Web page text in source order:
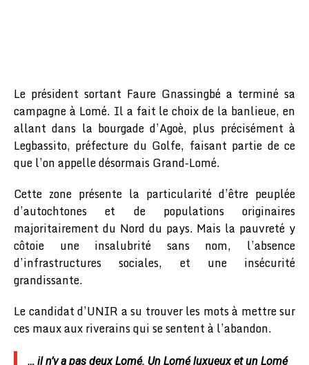
Le président sortant Faure Gnassingbé a terminé sa
campagne à Lomé. Il a fait le choix de la banlieue, en
allant dans la bourgade d’Agoè, plus précisément à
Legbassito, préfecture du Golfe, faisant partie de ce
que l’on appelle désormais Grand-Lomé.
Cette zone présente la particularité d’être peuplée
d’autochtones et de populations originaires
majoritairement du Nord du pays. Mais la pauvreté y
côtoie une insalubrité sans nom, l’absence
d’infrastructures sociales, et une insécurité
grandissante.
Le candidat d’UNIR a su trouver les mots à mettre sur
ces maux aux riverains qui se sentent à l’abandon.
… il n’y a pas deux Lomé. Un Lomé luxueux et un Lomé